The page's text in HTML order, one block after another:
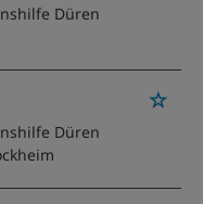
Düren
Düren